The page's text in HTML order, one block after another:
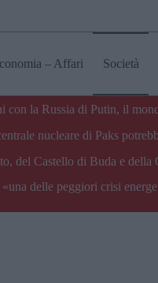
– Affari Società
con la Russia di Putin, il
nucleare di Paks
del Castello di Buda e della
delle peggiori crisi